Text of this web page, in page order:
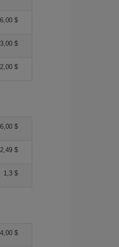
6,00 $
3,00 $
2,00 $
6,00 $
2,49 $
1,3 $
$